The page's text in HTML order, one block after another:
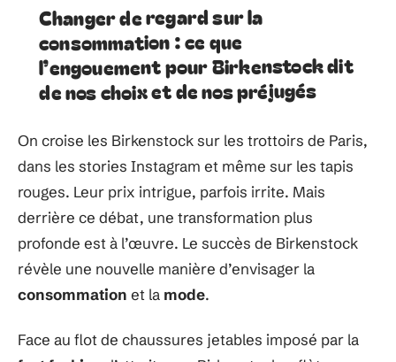
Changer de regard sur la
consommation : ce que
l’engouement pour Birkenstock dit
de nos choix et de nos préjugés
On croise les Birkenstock sur les trottoirs de Paris,
dans les stories Instagram et même sur les tapis
rouges. Leur prix intrigue, parfois irrite. Mais
derrière ce débat, une transformation plus
profonde est à l’œuvre. Le succès de Birkenstock
révèle une nouvelle manière d’envisager la
consommation et la mode.
Face au flot de chaussures jetables imposé par la